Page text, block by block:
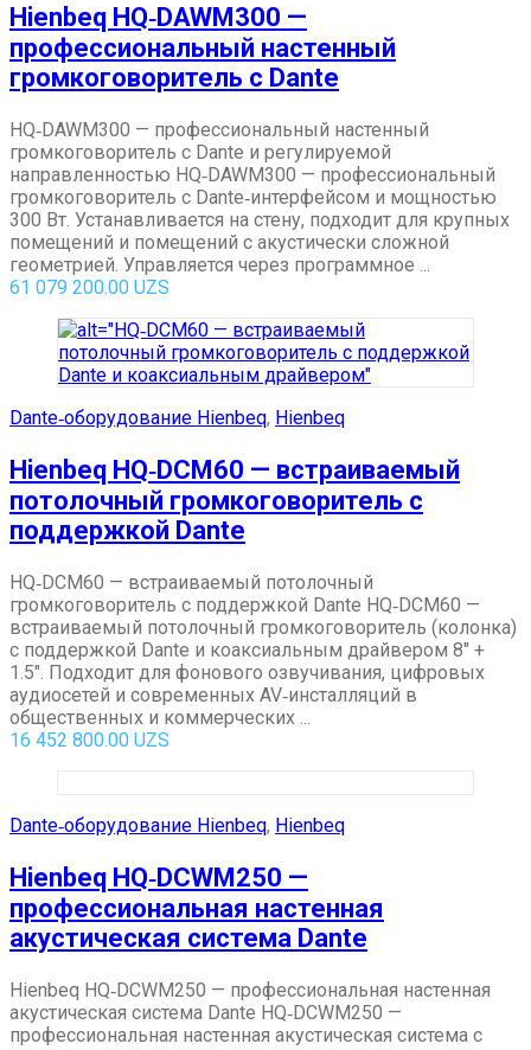
Hienbeq HQ‑DAWM300 —
профессиональный настенный
громкоговоритель с Dante
HQ‑DAWM300 — профессиональный настенный
громкоговоритель с Dante и регулируемой
направленностью HQ‑DAWM300 — профессиональный
громкоговоритель с Dante‑интерфейсом и мощностью
300 Вт. Устанавливается на стену, подходит для крупных
помещений и помещений с акустически сложной
геометрией. Управляется через программное ...
61 079 200.00 UZS
Dante‑оборудование Hienbeq, Hienbeq
Hienbeq HQ‑DCM60 — встраиваемый
потолочный громкоговоритель с
поддержкой Dante
HQ‑DCM60 — встраиваемый потолочный
громкоговоритель с поддержкой Dante HQ‑DCM60 —
встраиваемый потолочный громкоговоритель (колонка)
с поддержкой Dante и коаксиальным драйвером 8″ +
1.5″. Подходит для фонового озвучивания, цифровых
аудиосетей и современных AV‑инсталляций в
общественных и коммерческих ...
16 452 800.00 UZS
Dante‑оборудование Hienbeq, Hienbeq
Hienbeq HQ‑DCWM250 —
профессиональная настенная
акустическая система Dante
Hienbeq HQ‑DCWM250 — профессиональная настенная
акустическая система Dante HQ‑DCWM250 —
профессиональная настенная акустическая система с